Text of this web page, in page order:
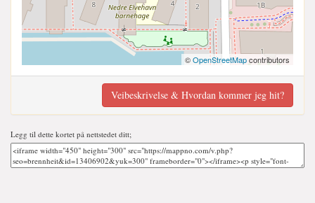
©OpenStreetMapcontributors
Veibeskrivelse & Hvordan kommer jeg hit?
Legg til dette kortet på nettstedet ditt;